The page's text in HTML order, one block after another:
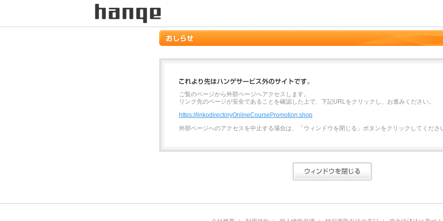
ご覧のページから外部ページへアクセスします。
リンク先のページが安全であることを確認した上で、下記URLをクリックし、お進みください。
https://linkodirectoryOnlineCoursePromotion.shop
外部ページへのアクセスを中止する場合は、「ウィンドウを閉じる」ボタンをクリックしてくださ